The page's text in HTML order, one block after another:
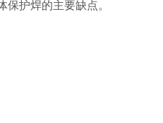
保护焊的主要缺点。